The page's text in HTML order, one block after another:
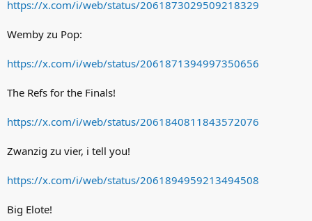
https://x.com/i/web/status/2061873029509218329
Wemby zu Pop:
https://x.com/i/web/status/2061871394997350656
The Refs for the Finals!
https://x.com/i/web/status/2061840811843572076
Zwanzig zu vier, i tell you!
https://x.com/i/web/status/2061894959213494508
Big Elote!